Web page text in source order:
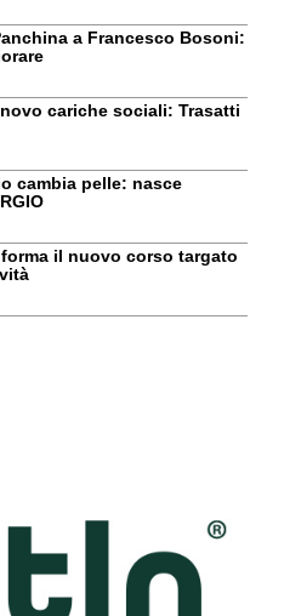
a Francesco Bosoni:
cariche sociali: Trasatti
cambia pelle: nasce
forma il nuovo corso targato